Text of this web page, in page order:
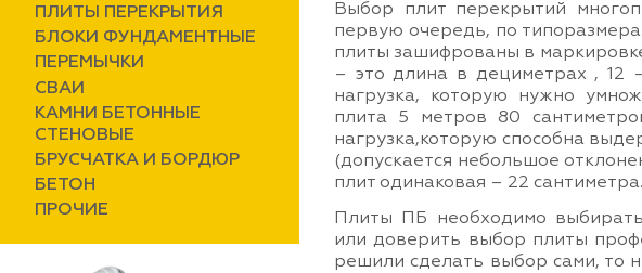
ПЛИТЫ ПЕРЕКРЫТИЯ
БЛОКИ ФУНДАМЕНТНЫЕ
ПЕРЕМЫЧКИ
СВАИ
КАМНИ БЕТОННЫЕ
СТЕНОВЫЕ
БРУСЧАТКА И БОРДЮР
БЕТОН
ПРОЧИЕ
Выбор плит перекрытий
первую очередь, по
плиты зашифрованы в
– это длина в дециметрах , 12
нагрузка, которую нужно
плита 5 метров 80
нагрузка,которую способна
(допускается небольшое
плит одинаковая – 22
Плиты ПБ необходимо
или доверить выбор плиты
решили сделать выбор сами, то